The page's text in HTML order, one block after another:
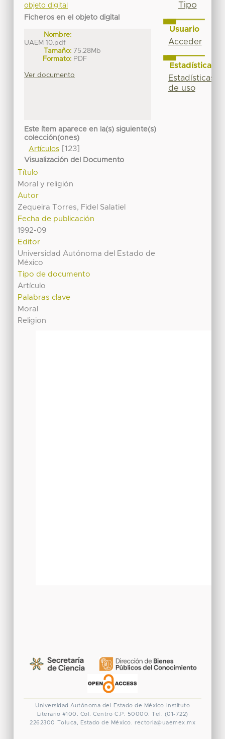
objeto digital
Ficheros en el objeto digital
Nombre:
UAEM 10.pdf
Tamaño: 75.28Mb
Formato: PDF
Ver documento
Este ítem aparece en la(s) siguiente(s)
colección(ones)
Artículos[123]
Visualización del Documento
Título
Moral y religión
Autor
Zequeira Torres, Fidel Salatiel
Fecha de publicación
1992-09
Editor
Universidad Autónoma del Estado de
México
Tipo de documento
Artículo
Palabras clave
Moral
Religion
Tipo
Usuario
Acceder
Estadísticas
Estadísticas
de uso
Universidad Autónoma del Estado de México
Instituto
Literario #100. Col. Centro C.P. 50000. Tel. (01-722)
2262300 Toluca, Estado de México. rectoria@uaemex.mx